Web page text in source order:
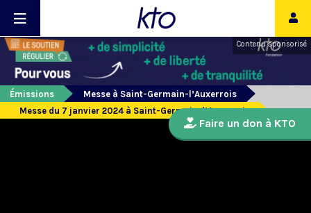
Contenu sponsorisé
Émissions
Messe à Saint-Germain-l’Auxerrois
Messe du 7 janvier 2024 à Saint-Germain-l’Auxerrois
Faire un don à KTO